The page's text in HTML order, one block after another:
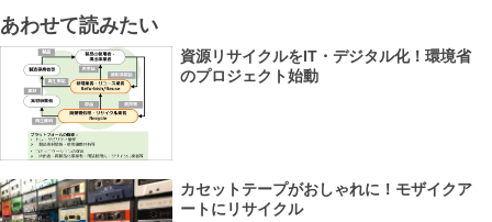
あわせて読みたい
資源リサイクルをIT・デジタル化！環境省
のプロジェクト始動
カセットテープがおしゃれに！モザイクア
ートにリサイクル